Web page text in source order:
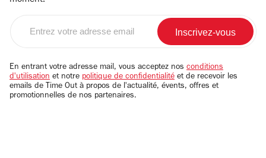
email
En entrant votre adresse mail, vous acceptez nos conditions
d'utilisation et notre politique de confidentialité et de recevoir les
emails de Time Out à propos de l'actualité, évents, offres et
promotionnelles de nos partenaires.